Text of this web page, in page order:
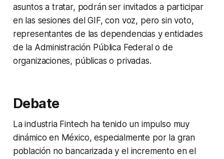
asuntos a tratar, podrán ser invitados a participar
en las sesiones del GIF, con voz, pero sin voto,
representantes de las dependencias y entidades
de la Administración Pública Federal o de
organizaciones, públicas o privadas.
Debate
La industria Fintech ha tenido un impulso muy
dinámico en México, especialmente por la gran
población no bancarizada y el incremento en el